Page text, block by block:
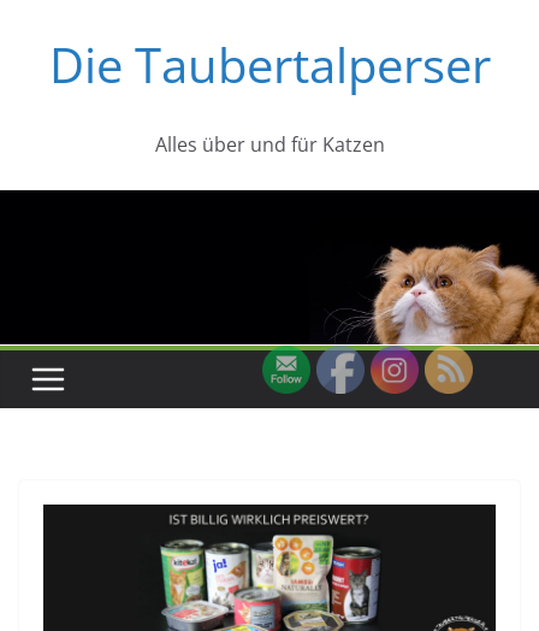
springenDie Taubertalperser
Alles über und für Katzen